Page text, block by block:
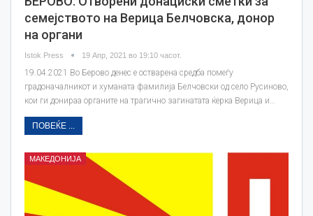
семејството на Верица Белчовска, донор
на органи
Istok Press 19 Апр, 2021 во 19:10 часот.
19.04.2021 Во Берово денес е остварена средба помеѓу
градоначалникот и хуманата фамилија Белчовски од село Русиново,
кои ги донираа органите на трагично загинатата ќерка Верица и…
ПОВЕЌЕ ...
МАКЕДОНИЈА